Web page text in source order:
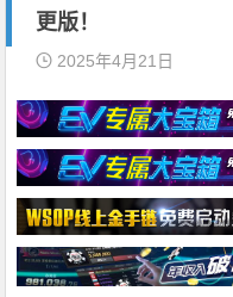
更版！
2025年4月21日